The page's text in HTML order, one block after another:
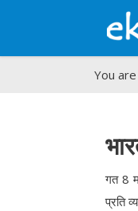
You
गत 8
प्रति